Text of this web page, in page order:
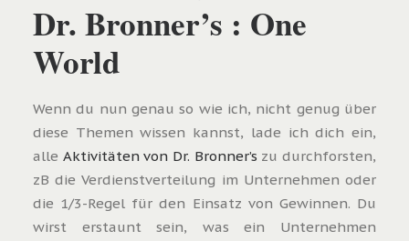
Dr. Bronner’s : One
World
Wenn du nun genau so wie ich, nicht genug über
diese Themen wissen kannst, lade ich dich ein,
alle Aktivitäten von Dr. Bronner’s zu durchforsten,
zB die Verdienstverteilung im Unternehmen oder
die 1/3-Regel für den Einsatz von Gewinnen. Du
wirst erstaunt sein, was ein Unternehmen